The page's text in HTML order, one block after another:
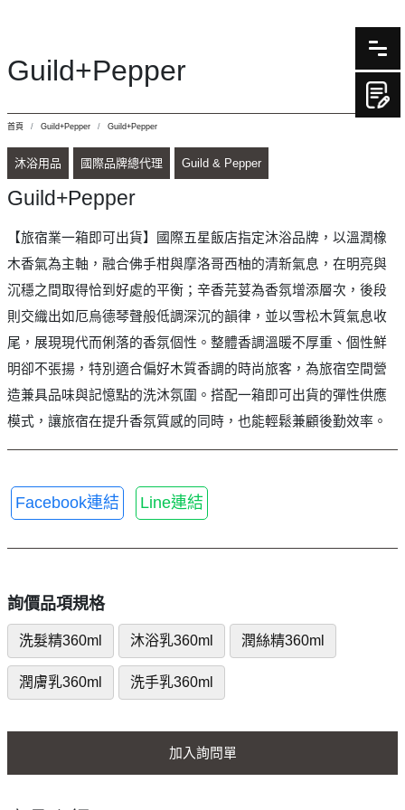
Guild+Pepper
首頁 Guild+Pepper Guild+Pepper
沐浴用品 國際品牌總代理 Guild & Pepper
Guild+Pepper
【旅宿業一箱即可出貨】國際五星飯店指定沐浴品牌，以溫潤橡
木香氣為主軸，融合佛手柑與摩洛哥西柚的清新氣息，在明亮與
沉穩之間取得恰到好處的平衡；辛香芫荽為香氛增添層次，後段
則交織出如厄烏德琴聲般低調深沉的韻律，並以雪松木質氣息收
尾，展現現代而俐落的香氛個性。整體香調溫暖不厚重、個性鮮
明卻不張揚，特別適合偏好木質香調的時尚旅客，為旅宿空間營
造兼具品味與記憶點的洗沐氛圍。搭配一箱即可出貨的彈性供應
模式，讓旅宿在提升香氛質感的同時，也能輕鬆兼顧後勤效率。
Facebook連結 Line連結
詢價品項規格
洗髮精360ml 沐浴乳360ml 潤絲精360ml
潤膚乳360ml 洗手乳360ml
加入詢問單